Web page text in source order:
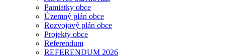
Pamiatky obce
Územný plán obce
Rozvojový plán obce
Projekty obce
Referendum
REFERENDUM 2026